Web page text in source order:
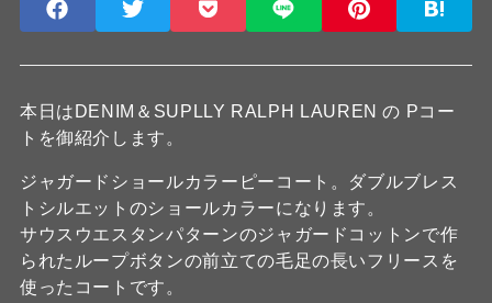
本日はDENIM＆SUPLLY RALPH LAUREN の Pコー
トを御紹介します。
ジャガードショールカラーピーコート。ダブルブレス
トシルエットのショールカラーになります。
サウスウエスタンパターンのジャガードコットンで作
られたループボタンの前立ての毛足の長いフリースを
使ったコートです。